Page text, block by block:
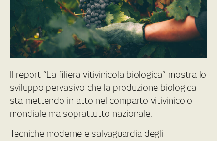
Il report “La filiera vitivinicola biologica” mostra lo
sviluppo pervasivo che la produzione biologica
sta mettendo in atto nel comparto vitivinicolo
mondiale ma soprattutto nazionale.
Tecniche moderne e salvaguardia degli